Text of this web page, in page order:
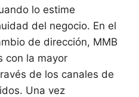
lo estime
del negocio. En el
de dirección, MMB
con la mayor
de los canales de
Una vez